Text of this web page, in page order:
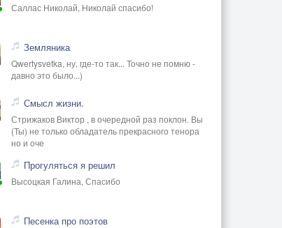
Саллас Николай, Николай спасибо!
Земляника
Qwertysvetka, ну, где-то так... Точно не помню -
давно это было...)
Смысл жизни.
Стрижаков Виктор , в очередной раз поклон. Вы
(Ты) не только обладатель прекрасного тенора
но и оче
Прогуляться я решил
Высоцкая Галина, Спасибо
Песенка про поэтов